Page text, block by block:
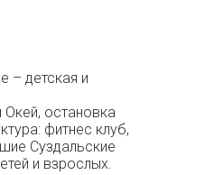
– детская и
остановка
фитнес клуб,
Суздальские
и взрослых.